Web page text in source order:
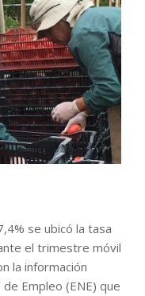
se ubicó la tasa
el trimestre móvil
la información
Empleo (ENE) que